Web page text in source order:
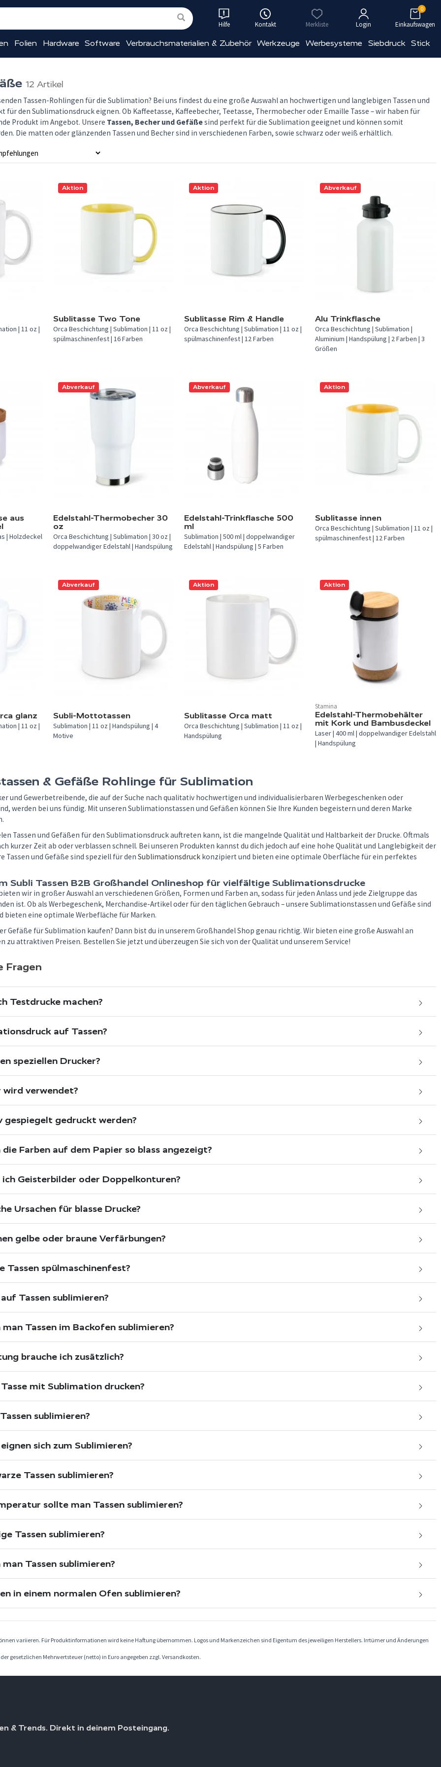
Hilfe Kontakt Merkliste Login Einkaufswagen
0
Folien Hardware Software Verbrauchsmaterialien & Zubehör Werkzeuge Werbesysteme Siebdruck Stick
12 Artikel
Tassen-Rohlingen für die Sublimation? Bei uns findest du eine große Auswahl an hochwertigen und langlebigen Tassen und
für den Sublimationsdruck eignen. Ob Kaffeetasse, Kaffeebecher, Teetasse, Thermobecher oder Emaille Tasse – wir haben für
Produkt im Angebot. Unsere Tassen, Becher und Gefäßesind perfekt für die Sublimation geeignet und können somit
Die matten oder glänzenden Tassen und Becher sind in verschiedenen Farben, sowie schwarz oder weiß erhältlich.
| 11 oz |
Aktion
Sublitasse Two Tone
Orca Beschichtung | Sublimation | 11 oz |
spülmaschinenfest | 16 Farben
Aktion
Sublitasse Rim & Handle
Orca Beschichtung | Sublimation | 11 oz |
spülmaschinenfest | 12 Farben
In 2 Farben verfügbar.
Abverkauf
Alu Trinkflasche
Orca Beschichtung | Sublimation |
Aluminium | Handspülung | 2 Farben | 3
Größen
aus
| Holzdeckel
In 2 Farben verfügbar.
Abverkauf
Edelstahl-Thermobecher 30
oz
Orca Beschichtung | Sublimation | 30 oz |
doppelwandiger Edelstahl | Handspülung
In 5 Farben verfügbar.
Abverkauf
Edelstahl-Trinkflasche 500
ml
Sublimation | 500 ml | doppelwandiger
Edelstahl | Handspülung | 5 Farben
Aktion
Sublitasse innen
Orca Beschichtung | Sublimation | 11 oz |
spülmaschinenfest | 12 Farben
glanz
| 11 oz |
In 1 Farbe verfügbar.
Abverkauf
Subli-Mottotassen
Sublimation | 11 oz | Handspülung | 4
Motive
In 1 Farbe verfügbar.
Aktion
Sublitasse Orca matt
Orca Beschichtung | Sublimation | 11 oz |
Handspülung
In 1 Farbe verfügbar.
Aktion
Stamina
Edelstahl-Thermobehälter
mit Kork und Bambusdeckel
Laser | 400 ml | doppelwandiger Edelstahl
| Handspülung
& Gefäße Rohlinge für Sublimation
und Gewerbetreibende, die auf der Suche nach qualitativ hochwertigen und individualisierbaren Werbegeschenken oder
werden bei uns fündig. Mit unseren Sublimationstassen und Gefäßen können Sie Ihre Kunden begeistern und deren Marke
Tassen und Gefäßen für den Sublimationsdruck auftreten kann, ist die mangelnde Qualität und Haltbarkeit der Drucke. Oftmals
kurzer Zeit ab oder verblassen schnell. Bei unseren Produkten kannst du dich jedoch auf eine hohe Qualität und Langlebigkeit der
Tassen und Gefäße sind speziell für den Sublimationsdruck konzipiert und bieten eine optimale Oberfläche für ein perfektes
Subli Tassen B2B Großhandel Onlineshop für vielfältige Sublimationsdrucke
wir in großer Auswahl an verschiedenen Größen, Formen und Farben an, sodass für jeden Anlass und jede Zielgruppe das
ist. Ob als Werbegeschenk, Merchandise-Artikel oder für den täglichen Gebrauch – unsere Sublimationstassen und Gefäße sind
bieten eine optimale Werbefläche für Marken.
Gefäße für Sublimation kaufen? Dann bist du in unserem Großhandel Shop genau richtig. Wir bieten eine große Auswahl an
zu attraktiven Preisen. Bestellen Sie jetzt und überzeugen Sie sich von der Qualität und unserem Service!
Fragen
Testdrucke machen?
auf Tassen?
speziellen Drucker?
wird verwendet?
gespiegelt gedruckt werden?
Farben auf dem Papier so blass angezeigt?
Geisterbilder oder Doppelkonturen?
Ursachen für blasse Drucke?
gelbe oder braune Verfärbungen?
Tassen spülmaschinenfest?
Tassen sublimieren?
Tassen im Backofen sublimieren?
brauche ich zusätzlich?
mit Sublimation drucken?
sublimieren?
sich zum Sublimieren?
Tassen sublimieren?
sollte man Tassen sublimieren?
Tassen sublimieren?
Tassen sublimieren?
in einem normalen Ofen sublimieren?
variieren. Für Produktinformationen wird keine Haftung übernommen. Logos und Markenzeichen sind Eigentum des jeweiligen Herstellers. Irrtümer und Änderungen
gesetzlichen Mehrwertsteuer (netto) in Euro angegeben zzgl. Versandkosten.
& Trends. Direkt in deinem Posteingang.